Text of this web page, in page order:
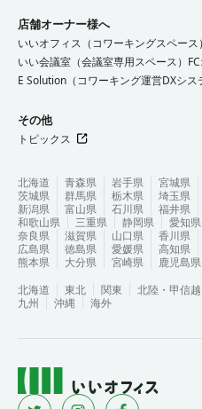
店舗オーナー様へ
いいオフィス（コワーキングスペース
いい会議室（会議室専用スペース）
E Solution（コワーキング運営DXシス
その他
トピックス
北海道 青森県 岩手県 宮城県
茨城県
群馬県 栃木県 埼玉県
新潟県
富山県 石川県 福井県
和歌山県
三重県 静岡県 愛知県
奈良県
滋賀県 山口県 香川県
広島県
徳島県 愛媛県 高知県
熊本県
大分県 宮崎県 鹿児島県
北海道
東北 関東 北陸・甲信越
九州
沖縄 海外